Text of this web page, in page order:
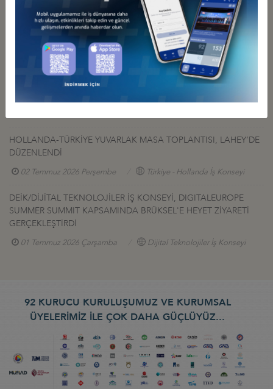
KÜRESEL TEDARİKTE "HIZ VE ÖLÇEK" İÇİN İŞ BİRLİĞİNİ
GÜÇLENDİRELİM
07 Temmuz 2026 Salı Türkiye - ABD İş Konseyi
NAİL OLPAK: “ARTAN KÜRESEL GÜVENLİK İHTİYAÇLARI,
EKONOMİK İŞ BİRLİKLERİ İÇİN ÖNEMLİ FIRSATLAR
HOLLANDA-TÜRKİYE YUVARLAK MASA TOPLANTISI, LAHEY’DE
DÜZENLENDİ
02 Temmuz 2026 Perşembe Türkiye - Hollanda İş Konseyi
DEİK/DİJİTAL TEKNOLOJİLER İŞ KONSEYİ, DIGITALEUROPE
SUMMER SUMMIT KAPSAMINDA BRÜKSEL'E HEYET ZİYARETİ
GERÇEKLEŞTİRDİ
01 Temmuz 2026 Çarşamba Dijital Teknolojiler İş Konseyi
92 KURUCU KURULUŞUMUZ VE KURUMSAL
ÜYELERİMİZ İLE ÇOK DAHA GÜÇLÜYÜZ...